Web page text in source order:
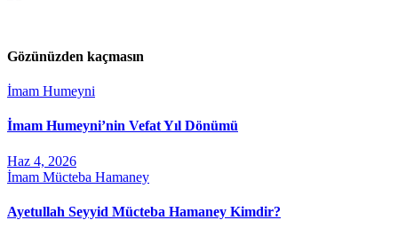
Gözünüzden kaçmasın
İmam Humeyni
İmam Humeyni’nin Vefat Yıl Dönümü
Haz 4, 2026
İmam Mücteba Hamaney
Ayetullah Seyyid Mücteba Hamaney Kimdir?